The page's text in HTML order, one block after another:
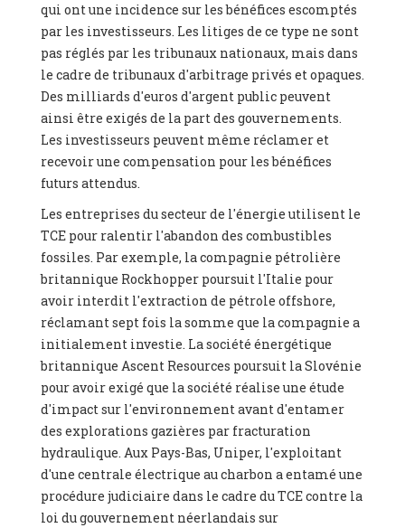
qui ont une incidence sur les bénéfices escomptés
par les investisseurs. Les litiges de ce type ne sont
pas réglés par les tribunaux nationaux, mais dans
le cadre de tribunaux d'arbitrage privés et opaques.
Des milliards d'euros d'argent public peuvent
ainsi être exigés de la part des gouvernements.
Les investisseurs peuvent même réclamer et
recevoir une compensation pour les bénéfices
futurs attendus.
Les entreprises du secteur de l'énergie utilisent le
TCE pour ralentir l'abandon des combustibles
fossiles. Par exemple, la compagnie pétrolière
britannique Rockhopper poursuit l'Italie pour
avoir interdit l'extraction de pétrole offshore,
réclamant sept fois la somme que la compagnie a
initialement investie. La société énergétique
britannique Ascent Resources poursuit la Slovénie
pour avoir exigé que la société réalise une étude
d'impact sur l'environnement avant d'entamer
des explorations gazières par fracturation
hydraulique. Aux Pays-Bas, Uniper, l'exploitant
d'une centrale électrique au charbon a entamé une
procédure judiciaire dans le cadre du TCE contre la
loi du gouvernement néerlandais sur